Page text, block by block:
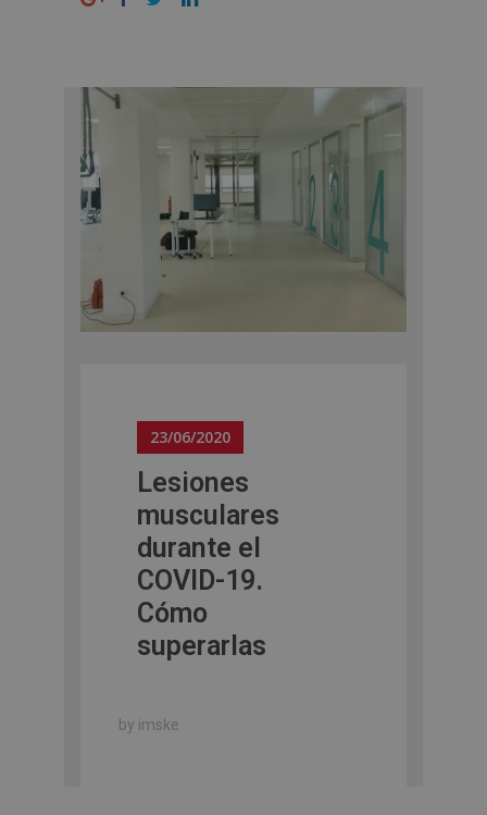
23/06/2020
Lesiones
musculares
durante el
COVID-19.
Cómo
superarlas
by imske